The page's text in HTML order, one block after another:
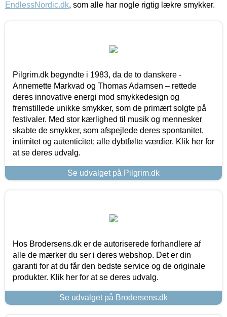
EndlessNordic.dk, som alle har nogle rigtig lækre smykker.
Pilgrim.dk begyndte i 1983, da de to danskere -
Annemette Markvad og Thomas Adamsen – rettede
deres innovative energi mod smykkedesign og
fremstillede unikke smykker, som de primært solgte på
festivaler. Med stor kærlighed til musik og mennesker
skabte de smykker, som afspejlede deres spontanitet,
intimitet og autenticitet; alle dybtfølte værdier. Klik her for
at se deres udvalg.
Se udvalget på Pilgrim.dk
Hos Brodersens.dk er de autoriserede forhandlere af
alle de mærker du ser i deres webshop. Det er din
garanti for at du får den bedste service og de originale
produkter. Klik her for at se deres udvalg.
Se udvalget på Brodersens.dk